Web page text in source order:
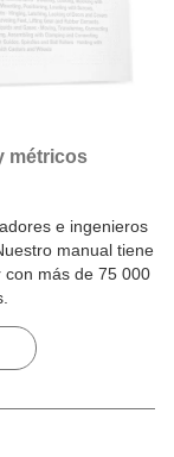
métricos
e ingenieros
manual tiene
más de 75 000